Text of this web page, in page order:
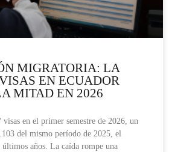
MIGRATORIA: LA
EN ECUADOR
MITAD EN 2026
en el primer semestre de 2026, un
del mismo período de 2025, el
años. La caída rompe una